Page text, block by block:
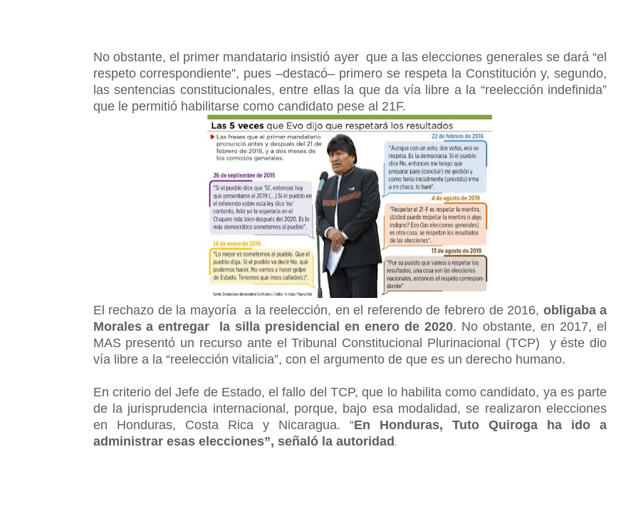
No obstante, el primer mandatario insistió ayer que a las elecciones generales se dará “el
respeto correspondiente”, pues –destacó– primero se respeta la Constitución y, segundo,
las sentencias constitucionales, entre ellas la que da vía libre a la “reelección indefinida”
que le permitió habilitarse como candidato pese al 21F.
El rechazo de la mayoría a la reelección, en el referendo de febrero de 2016, obligaba a
Morales a entregar la silla presidencial en enero de 2020. No obstante, en 2017, el
MAS presentó un recurso ante el Tribunal Constitucional Plurinacional (TCP) y éste dio
vía libre a la “reelección vitalicia”, con el argumento de que es un derecho humano.
En criterio del Jefe de Estado, el fallo del TCP, que lo habilita como candidato, ya es parte
de la jurisprudencia internacional, porque, bajo esa modalidad, se realizaron elecciones
en Honduras, Costa Rica y Nicaragua. “En Honduras, Tuto Quiroga ha ido a
administrar esas elecciones”, señaló la autoridad .